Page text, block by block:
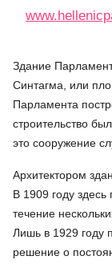
Здание
Синтагма, или
Парламента
строительство
это сооружение
Архитектором
В 1909 году
течение
Лишь в 1929 году
решение о